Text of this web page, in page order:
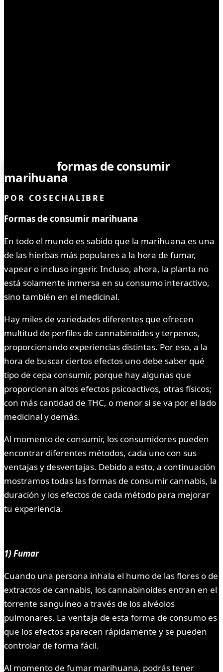
formas de consumir
marihuana
POR COSECHALIBRE
Formas de consumir marihuana
En todo el mundo es sabido que la marihuana es una
de las hierbas más populares a la hora de fumar,
vapear o incluso ingerir. Incluso, ahora, la planta no
está solamente inmersa en su consumo interactivo,
sino también en el medicinal.
Hay miles de variedades diferentes que ofrecen
multitud de perfiles de cannabinoides y terpenos,
proporcionando experiencias distintas. Por eso, a la
hora de buscar ciertos efectos uno debe saber qué
tipo de cepa consumir, porque hay algunas que
proporcionan altos efectos psicoactivos, otras físicos;
con más cantidad de THC, o menor si se va por el lado
medicinal y demás.
Al momento de consumir, los consumidores pueden
encontrar diferentes métodos, cada uno con sus
ventajas y desventajas. Debido a esto, a continuación
mostramos todas las formas de consumir cannabis, la
duración y los efectos de cada método para mejorar
tu experiencia.
1) Fumar
Cuando una persona inhala el humo de las flores o de
extractos de cannabis, los cannabinoides entran en el
torrente sanguíneo a través de los alvéolos
pulmonares. La ventaja de esta forma de consumo es
que los efectos aparecen rápidamente y se pueden
controlar de forma fácil.
Al momento de fumar marihuana, podrás tener